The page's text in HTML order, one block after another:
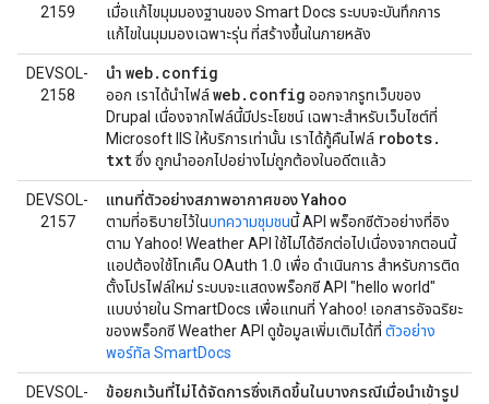
2159
เมื่อแก้ไขมุมมองฐานของ Smart Docs ระบบจะบันทึกการ
แก้ไขในมุมมองเฉพาะรุ่น ที่สร้างขึ้นในภายหลัง
DEVSOL-
2158
นำ web.config
ออก เราได้นำไฟล์web. config ออกจากรูทเว็บของ
Drupal เนื่องจากไฟล์นี้มีประโยชน์ เฉพาะสำหรับเว็บไซต์ที่
Microsoft IIS ให้บริการเท่านั้น เราได้กู้คืนไฟล์ robots.
txtซึ่ง ถูกนำออกไปอย่างไม่ถูกต้องในอดีตแล้ว
DEVSOL-
2157
แทนที่ตัวอย่างสภาพอากาศของ Yahoo
ตามที่อธิบายไว้ในบทความชุมชนนี้ API พร็อกซีตัวอย่างที่อิง
ตาม Yahoo! Weather API ใช้ไม่ได้อีกต่อไปเนื่องจากตอนนี้
แอปต้องใช้โทเค็น OAuth 1.0 เพื่อ ดำเนินการ สำหรับการติด
ตั้งโปรไฟล์ใหม่ ระบบจะแสดงพร็อกซี API "hello world"
แบบง่ายใน SmartDocs เพื่อแทนที่ Yahoo! เอกสารอัจฉริยะ
ของพร็อกซี Weather API ดูข้อมูลเพิ่มเติมได้ที่ ตัวอย่าง
พอร์ทัล SmartDocs
DEVSOL-
ข้อยกเว้นที่ไม่ได้จัดการซึ่งเกิดขึ้นในบางกรณีเมื่อนำเข้ารูป